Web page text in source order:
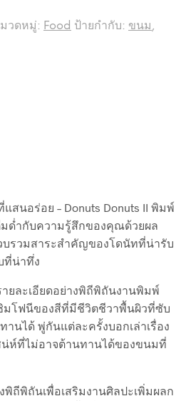
วดหมู่: Food ป้ายกำกับ: ขนม,
สนอร่อย – Donuts Donuts II พิมพ์
มด่ำกับความรู้สึกของคุณด้วยผล
บรวมสาระสำคัญของโดนัทที่น่ารับ
ที่น่าทึ่ง
ยละเอียดอย่างพิถีพิถันงานพิมพ์
มโฟนีของสีที่มีชีวิตชีวาพื้นผิวที่ซับ
นได้ พู่กันแต่ละครั้งบอกเล่าเรื่อง
ห์ที่ไม่อาจต้านทานได้ของขนมที่
พิถีพิถันเพื่อเสริมงานศิลปะเพิ่มผลก